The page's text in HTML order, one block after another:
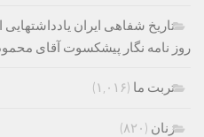
تاریخ شفاهی ایران
روز نامه نگار پیشکسوت آقای
تربت ما (۱,۰۱۶)
زنان (۸۲۰)